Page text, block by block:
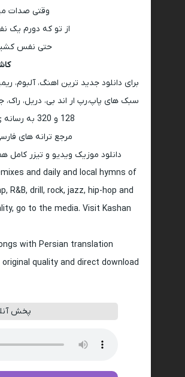
وقتی صدات
از تو كه دورم
حتی نفس
برای دانلود جدید ترین اهنگ، آلبوم،
سبک های پاپ،رپ ار اند بی، دریل،
128 و 320 به رسانه ی کاشان موزیک مراجعه کنید
مرجع ترانه های
دانلود موزیک ویدیو و تیزر کامل
and daily and local hymns of
R&B, drill, rock, jazz, hip-hop and
go to the media. Visit Kashan
with Persian translation
quality and direct download
پخش